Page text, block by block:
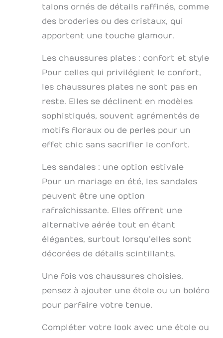
talons ornés de détails raffinés, comme
des broderies ou des cristaux, qui
apportent une touche glamour.
Les chaussures plates : confort et style
Pour celles qui privilégient le confort,
les chaussures plates ne sont pas en
reste. Elles se déclinent en modèles
sophistiqués, souvent agrémentés de
motifs floraux ou de perles pour un
effet chic sans sacrifier le confort.
Les sandales : une option estivale
Pour un mariage en été, les sandales
peuvent être une option
rafraîchissante. Elles offrent une
alternative aérée tout en étant
élégantes, surtout lorsqu’elles sont
décorées de détails scintillants.
Une fois vos chaussures choisies,
pensez à ajouter une étole ou un boléro
pour parfaire votre tenue.
Compléter votre look avec une étole ou